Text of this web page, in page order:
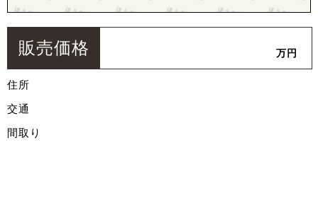
販売価格 万円
住所
交通
間取り